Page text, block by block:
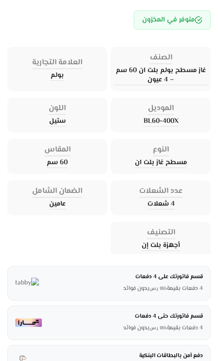
متوفر في المخزون
الصنف
غاز مسطح بولم بلت ان 60 سم
– 4 عيون
العلامة التجارية
بولم
الموديل
BL60-400X
اللون
ستيل
النوع
مسطح غاز بلت ان
المقاس
60 سم
عدد الشعلات
4 شعلات
الضمان الشامل
عامين
التصنيف
أجهزة بلت إن
قسم فاتورتك على 4 دفعات
4 دفعات بقيمة
186 ر.سبدون فوائد
قسم فاتورتك حتى 4 دفعات
4 دفعات بقيمة
186 ر.سبدون فوائد
دفع آمن بالبطاقات البنكية